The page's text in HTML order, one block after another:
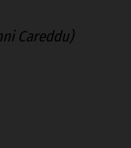
Careddu)